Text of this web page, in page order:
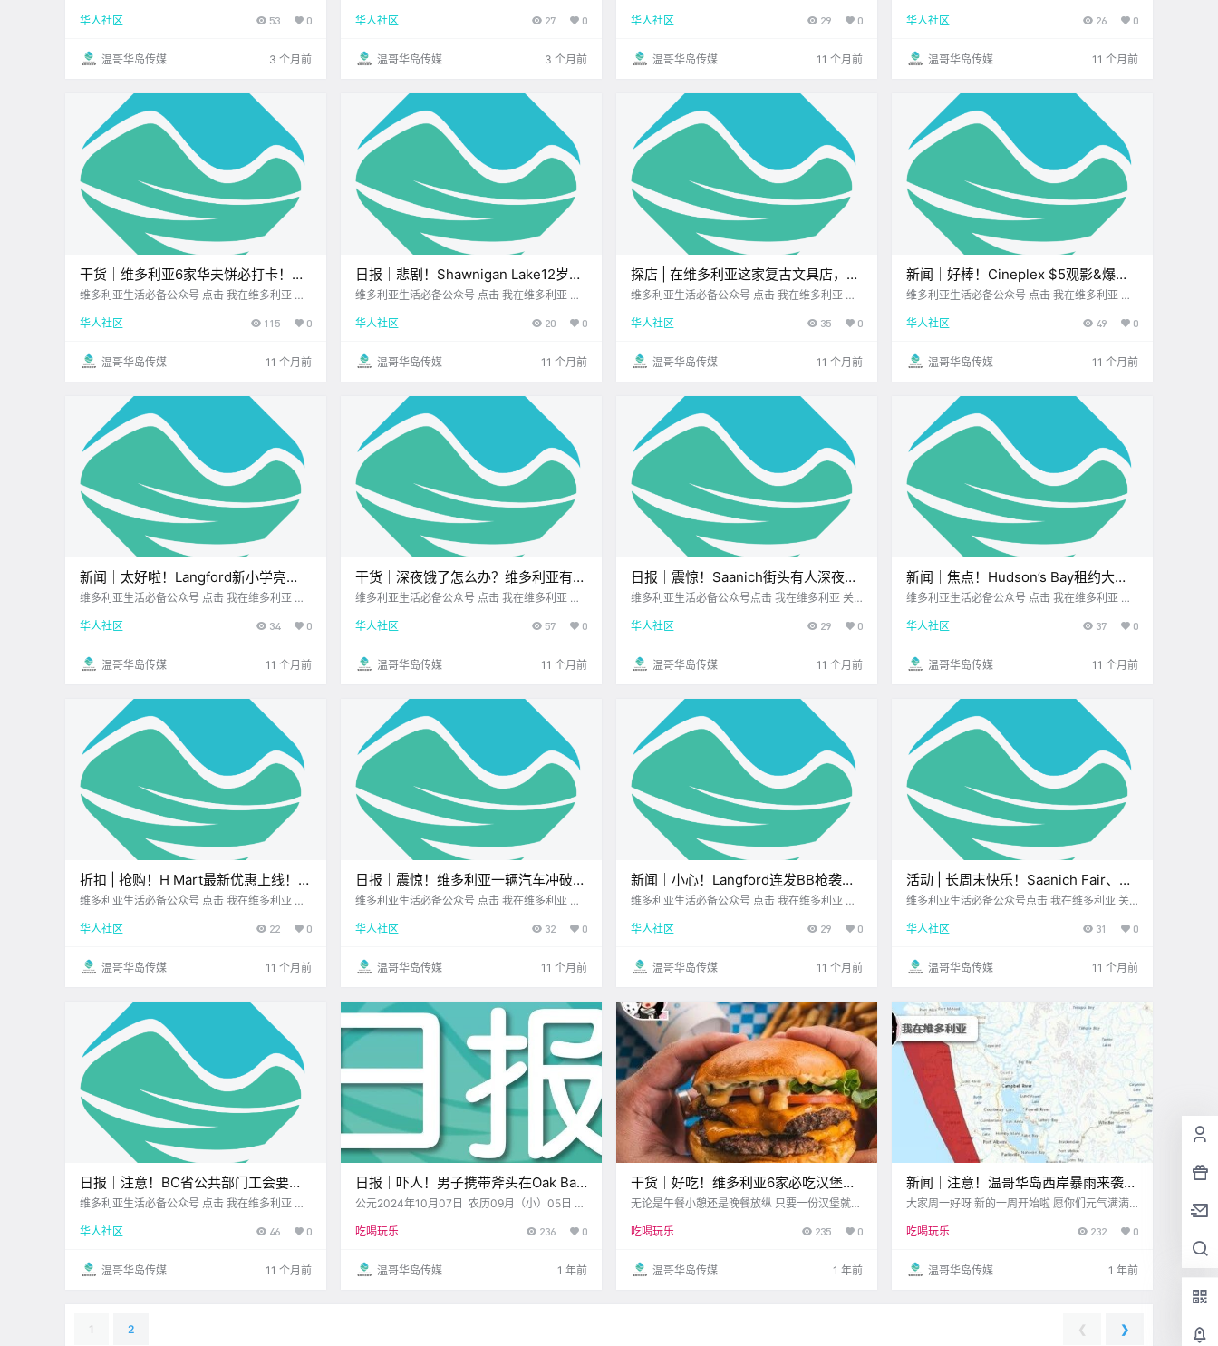
亚洲超市维多利亚自助火锅店 大维多利亚地区的
独一无二的手作好物 还有现.
华人社区 53 0
温哥华岛传媒 3 个月前
正宗越南米粉店您值得信赖的地产经纪公元202
黄历 > 维多利亚本周气象.
华人社区 27 0
温哥华岛传媒 3 个月前
华人社区
29 0
温哥华岛传媒 11 个月前
一好呀~ 新的一周状态如何 希望你开了个好头
华人社区 26 0
温哥华岛传媒 11 个月前
干货｜维多利亚6家华夫饼必打卡！甜
咸都有，吃到停不下来！
维多利亚生活必备公众号 点击 我在维多利亚 关
亚的吃货们集合啦！ 华夫饼不只是早餐 它完全
华人社区 115 0
温哥华岛传媒 11 个月前
日报｜悲剧！Shawnigan Lake12岁少
年车祸身亡！维多利亚知名餐车接连遭
维多利亚生活必备公众号 点击 我在维多利亚 关
华人社区
20 0
温哥华岛传媒 11 个月前
探店 | 在维多利亚这家复古文具店，用
打字机找回慢时光！
维多利亚生活必备公众号 点击 我在维多利亚 关
在市中心闲逛 走在Johnson Street上时 偶然发
华人社区 35 0
温哥华岛传媒 11 个月前
新闻｜好棒！Cineplex $5观影&爆米
花活动限时回归！Saanich Fair周末登
维多利亚生活必备公众号 点击 我在维多利亚 关
二好呀~ 新的一周已步入正轨 希望你元气满满！
华人社区 49 0
温哥华岛传媒 11 个月前
新闻｜太好啦！Langford新小学亮
相，下周迎新生！维多利亚和Saanich
维多利亚生活必备公众号 点击 我在维多利亚 关
三好呀~ 工作周已过半 希望你一切顺利 一起先
华人社区 34 0
温哥华岛传媒 11 个月前
干货｜深夜饿了怎么办？维多利亚有这
些夜宵好去处！
维多利亚生活必备公众号 点击 我在维多利亚 关
亚的餐厅大多在 晚上10点、11点就关门 但夜生
华人社区 57 0
温哥华岛传媒 11 个月前
日报｜震惊！Saanich街头有人深夜鸣
枪！大维多利亚学区恢复校警项目！
维多利亚生活必备公众号点击 我在维多利亚 关
亚洲超市您值得.
华人社区 29 0
温哥华岛传媒 11 个月前
新闻｜焦点！Hudson’s Bay租约大战
还在继续，刘伟宏能否笑到最后？温哥
维多利亚生活必备公众号 点击 我在维多利亚 关
四好呀~ 离周五只差一步 长周末已经在眨眼～
华人社区 37 0
温哥华岛传媒 11 个月前
折扣 | 抢购！H Mart最新优惠上线！
Walmart、Save-On-Foods、Fairway
维多利亚生活必备公众号 点击 我在维多利亚 关
扣时间到！ 博主特意为 大家精选了 维多利亚各
华人社区 22 0
温哥华岛传媒 11 个月前
日报｜震惊！维多利亚一辆汽车冲破围
栏，坠入超市停车场倒扣在地！维多利
维多利亚生活必备公众号 点击 我在维多利亚 关
华人社区
32 0
温哥华岛传媒 11 个月前
新闻｜小心！Langford连发BB枪袭击
案，行人无辜中弹！美国野火烟雾飘入
维多利亚生活必备公众号 点击 我在维多利亚 关
五好呀~ 长周末近在眼前 心情是不是已经 提前
华人社区 29 0
温哥华岛传媒 11 个月前
活动 | 长周末快乐！Saanich Fair、艺
穗节、加勒比狂欢节、晨光瑜伽、花园
维多利亚生活必备公众号点击 我在维多利亚 关
赖的地产经纪 夏天的尾巴 总要用点热闹来收尾
食、艺术与欢笑点亮 不管是想去市.
华人社区 31 0
温哥华岛传媒 11 个月前
日报｜注意！BC省公共部门工会要罢
工！公共服务要停摆？Saanich枪击案
维多利亚生活必备公众号 点击 我在维多利亚 关
5年8月29日 农历7月7日 星期五 处女座 < 今日
华人社区 46 0
温哥华岛传媒 11 个月前
日报｜吓人！男子携带斧头在Oak Bay
大喊咒骂！维多利亚马拉松周末开跑~
公元2024年10月07日 农历09月（小）05日
预报（华氏度） 日 一 二 三 四 五 六 .
吃喝玩乐 236 0
温哥华岛传媒 1 年前
干货｜好吃！维多利亚6家必吃汉堡，
让你停不下来的美味体验！
无论是午餐小憩还是晚餐放纵 只要一份汉堡就能
动的汉堡店 每一家都有各自的特色 从经典美味
精心挑选了 六家不同风.
吃喝玩乐 235 0
温哥华岛传媒 1 年前
新闻｜注意！温哥华岛西岸暴雨来袭！
Swartz Bay码头正在升级改造~
大家周一好呀 新的一周开始啦 愿你们元气满满~
满的“海洋精灵” 一群虎鲸游进港湾 喷水嬉戏 场
数几位幸运的朋.
吃喝玩乐 232 0
温哥华岛传媒 1 年前
1 2 ❮ ❯